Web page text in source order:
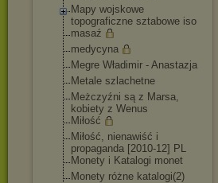
Mapy wojskowe
topograficzne sztabowe iso
masaź
medycyna
Megre Władimir - Anastazja
Metale szlachetne
Meżczyźni są z Marsa,
kobiety z Wenus
Miłość
Miłość, nienawiść i
propaganda [2010-12] PL
Monety i Katalogi monet
Monety różne katalogi(2)